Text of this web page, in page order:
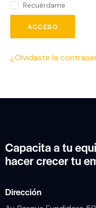
Recuérdame
ACCESO
¿Olvidaste la
Capacita a tu
hacer crecer tu
Dirección